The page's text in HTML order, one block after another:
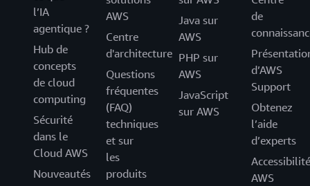
l’IA
agentique ?
Hub de
concepts
de cloud
computing
Sécurité
dans le
Cloud AWS
Nouveautés
AWS
Centre
d'architecture
Questions
fréquentes
(FAQ)
techniques
et sur
les
produits
Java sur
AWS
PHP sur
AWS
JavaScript
sur AWS
de
d’AWS
Support
Obtenez
l’aide
d’experts
Accessibilité
AWS